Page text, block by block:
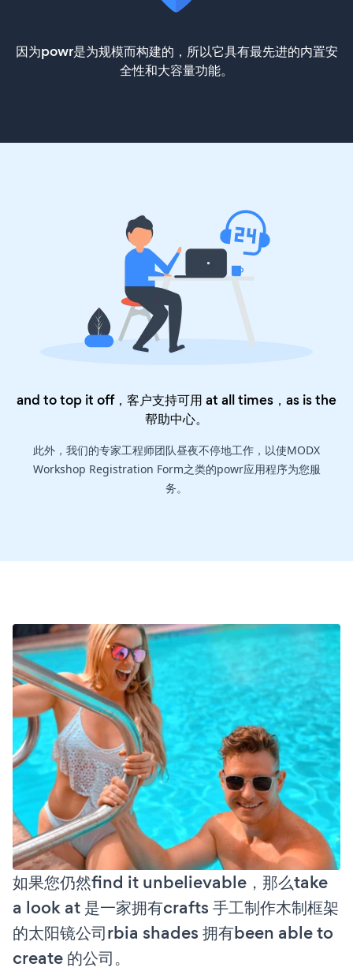
因为powr是为规模而构建的，所以它具有最先进的内置安
全性和大容量功能。
and to top it off，客户支持可用 at all times，as is the
帮助中心。
此外，我们的专家工程师团队昼夜不停地工作，以使MODX
Workshop Registration Form之类的powr应用程序为您服
务。
如果您仍然find it unbelievable，那么take
a look at 是一家拥有crafts 手工制作木制框架
的太阳镜公司rbia shades 拥有been able to
create 的公司。